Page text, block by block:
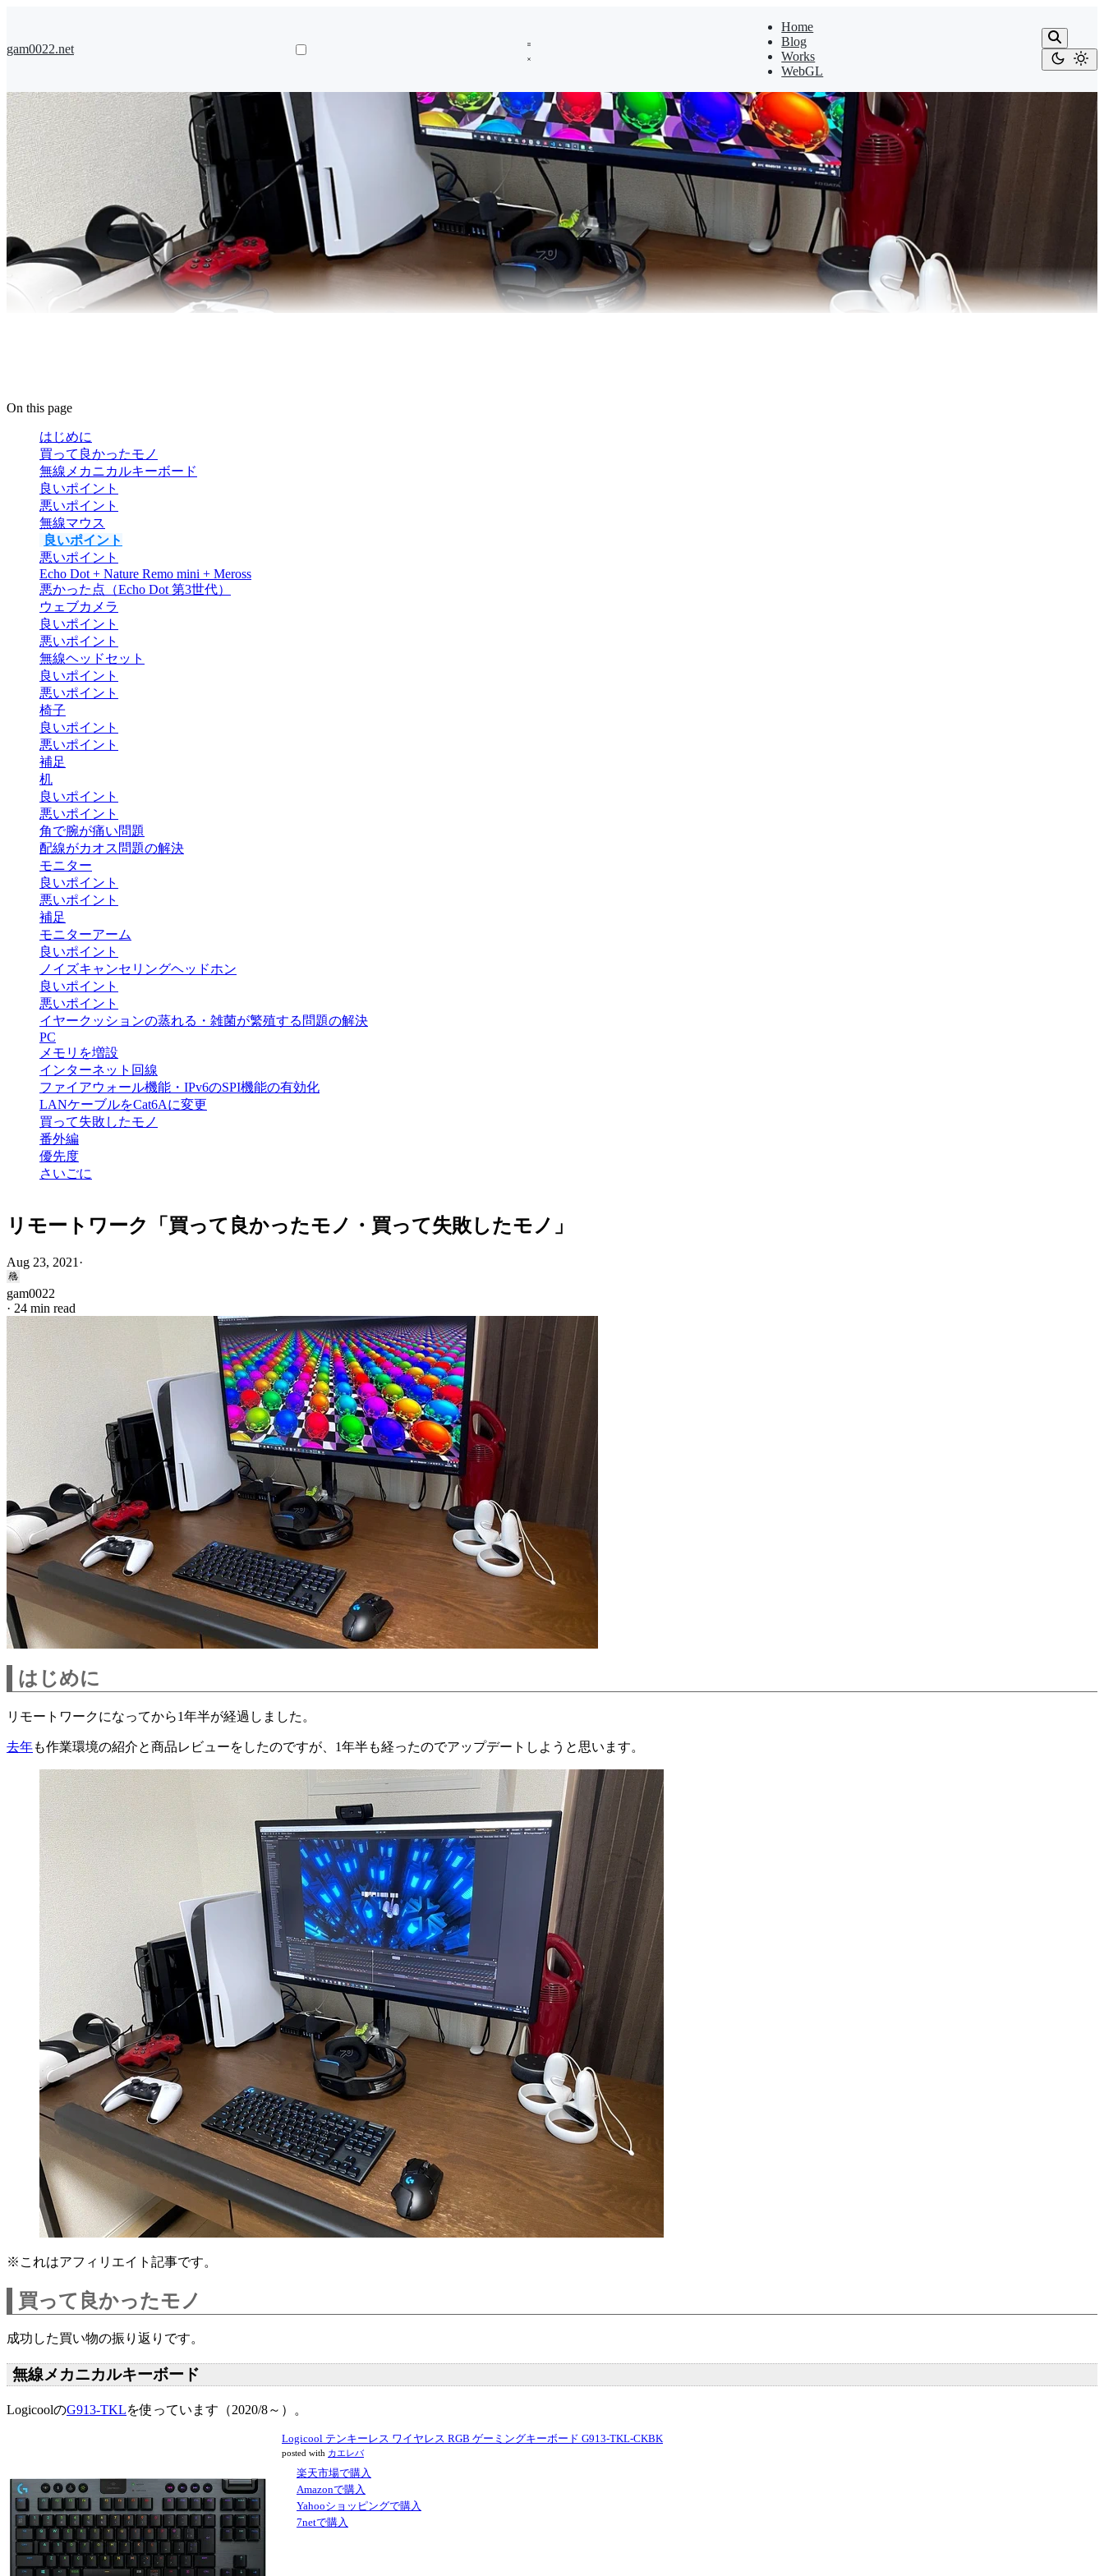
gam0022.net
Home
Blog
Works
WebGL
On this page
はじめに
買って良かったモノ
無線メカニカルキーボード
良いポイント
悪いポイント
無線マウス
良いポイント
悪いポイント
Echo Dot + Nature Remo mini + Meross
悪かった点（Echo Dot 第3世代）
ウェブカメラ
良いポイント
悪いポイント
無線ヘッドセット
良いポイント
悪いポイント
椅子
良いポイント
悪いポイント
補足
机
良いポイント
悪いポイント
角で腕が痛い問題
配線がカオス問題の解決
モニター
良いポイント
悪いポイント
補足
モニターアーム
良いポイント
ノイズキャンセリングヘッドホン
良いポイント
悪いポイント
イヤークッションの蒸れる・雑菌が繁殖する問題の解決
PC
メモリを増設
インターネット回線
ファイアウォール機能・IPv6のSPI機能の有効化
LANケーブルをCat6Aに変更
買って失敗したモノ
番外編
優先度
さいごに
リモートワーク「買って良かったモノ・買って失敗したモノ」
Aug 23, 2021 ·
gam0022
· 24 min read
はじめに
リモートワークになってから1年半が経過しました。
去年も作業環境の紹介と商品レビューをしたのですが、1年半も経ったのでアップデートしようと思います。
※これはアフィリエイト記事です。
買って良かったモノ
成功した買い物の振り返りです。
無線メカニカルキーボード
LogicoolのG913-TKLを使っています（2020/8～）。
Logicool テンキーレス ワイヤレス RGB ゲーミングキーボード G913-TKL-CKBK
posted with カエレバ
楽天市場で購入
Amazonで購入
Yahooショッピングで購入
7netで購入